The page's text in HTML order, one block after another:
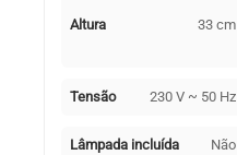
Altura 33 cm
Tensão 230 V ~ 50 Hz
Lâmpada incluída Não